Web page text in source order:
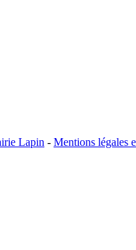
Lapin - Mentions légales